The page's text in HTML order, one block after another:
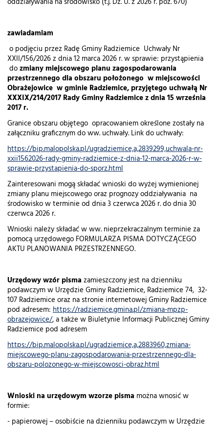
zawiadamiam
o podjęciu przez Radę Gminy Radziemice Uchwały Nr
XXII/156/2026 z dnia 12 marca 2026 r. w sprawie: przystąpienia
dozmiany miejscowego planu zagospodarowania
przestrzennego dla obszaru położonego w miejscowości
Obrażejowice w gminie Radziemice, przyjętego uchwałą Nr
XXXIX/214/2017 Rady Gminy Radziemice z dnia 15 września
2017 r.
Granice obszaru objętego opracowaniem określone zostały na
załączniku graficznym do ww. uchwały. Link do uchwały:
https://bip.malopolska.pl/ugradziemice,a,2839299,uchwala-nr-
xxii1562026-rady-gminy-radziemice-z-dnia-12-marca-2026-r-w-
sprawie-przystapienia-do-sporz.html
Zainteresowani mogą składać wnioski do wyżej wymienionej
zmiany planu miejscowego oraz prognozy oddziaływania na
środowisko w terminie od dnia 3 czerwca 2026 r. do dnia 30
czerwca 2026 r.
Wnioski należy składać w ww. nieprzekraczalnym terminie za
pomocą urzędowego FORMULARZA PISMA DOTYCZĄCEGO
AKTU PLANOWANIA PRZESTRZENNEGO.
Urzędowy wzór pisma zamieszczony jest na dzienniku
podawczym w Urzędzie Gminy Radziemice, Radziemice 74, 32-
107 Radziemice oraz na stronie internetowej Gminy Radziemice
pod adresem: https://radziemice.gmina.pl/zmiana-mpzp-
obrazejowice/, a także w Biuletynie Informacji Publicznej Gminy
Radziemice pod adresem
https://bip.malopolska.pl/ugradziemice,a,2883960,zmiana-
miejscowego-planu-zagospodarowania-przestrzennego-dla-
obszaru-polozonego-w-miejscowosci-obraz.html
Wnioski na urzędowym wzorze pisma można wnosić w
formie:
- papierowej – osobiście na dzienniku podawczym w Urzędzie